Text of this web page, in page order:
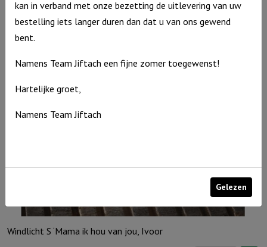
15,95
Uitverkocht
Windlicht S ‘Mama ik hou van jou, Ivoor
kan in verband met onze bezetting de uitlevering van uw
bestelling iets langer duren dan dat u van ons gewend
bent.
Namens Team Jiftach een fijne zomer toegewenst!
Hartelijke groet,
Namens Team Jiftach
Gelezen